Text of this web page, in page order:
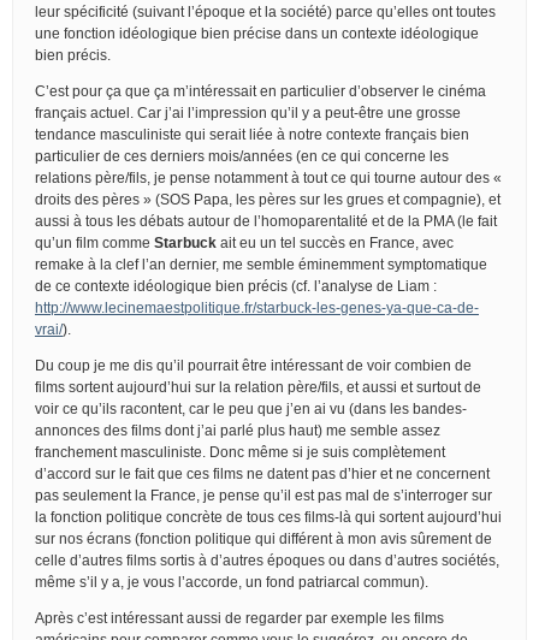
leur spécificité (suivant l’époque et la société) parce qu’elles ont toutes
une fonction idéologique bien précise dans un contexte idéologique
bien précis.
C’est pour ça que ça m’intéressait en particulier d’observer le cinéma
français actuel. Car j’ai l’impression qu’il y a peut-être une grosse
tendance masculiniste qui serait liée à notre contexte français bien
particulier de ces derniers mois/années (en ce qui concerne les
relations père/fils, je pense notamment à tout ce qui tourne autour des «
droits des pères » (SOS Papa, les pères sur les grues et compagnie), et
aussi à tous les débats autour de l’homoparentalité et de la PMA (le fait
qu’un film comme Starbuck ait eu un tel succès en France, avec
remake à la clef l’an dernier, me semble éminemment symptomatique
de ce contexte idéologique bien précis (cf. l’analyse de Liam :
http://www.lecinemaestpolitique.fr/starbuck-les-genes-ya-que-ca-de-
vrai/).
Du coup je me dis qu’il pourrait être intéressant de voir combien de
films sortent aujourd’hui sur la relation père/fils, et aussi et surtout de
voir ce qu’ils racontent, car le peu que j’en ai vu (dans les bandes-
annonces des films dont j’ai parlé plus haut) me semble assez
franchement masculiniste. Donc même si je suis complètement
d’accord sur le fait que ces films ne datent pas d’hier et ne concernent
pas seulement la France, je pense qu’il est pas mal de s’interroger sur
la fonction politique concrète de tous ces films-là qui sortent aujourd’hui
sur nos écrans (fonction politique qui différent à mon avis sûrement de
celle d’autres films sortis à d’autres époques ou dans d’autres sociétés,
même s’il y a, je vous l’accorde, un fond patriarcal commun).
Après c’est intéressant aussi de regarder par exemple les films